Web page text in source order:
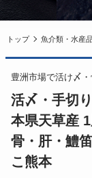
トップ 魚介類・水産
豊洲市場で活け〆
活〆・手切
本県天草産
骨・肝・鱧
こ熊本